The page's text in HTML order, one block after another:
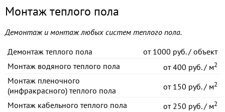
Монтаж теплого пола
Демонтаж и монтаж любых систем теплого пола.
Демонтаж теплого пола
от1000 руб. / объект
Монтаж водяного теплого пола
от400 руб. / м2
Монтаж пленочного
(инфракрасного) теплого пола
от150 руб. / м2
Монтаж кабельного теплого пола от250 руб. / м2